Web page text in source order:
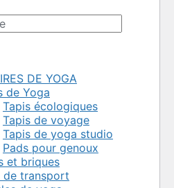
DE YOGA
de Yoga
Tapis écologiques
Tapis de voyage
Tapis de yoga studio
Pads pour genoux
et briques
de transport